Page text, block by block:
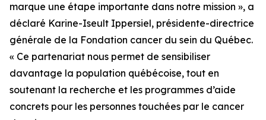
marque une étape importante dans notre mission », a
déclaré Karine-Iseult Ippersiel, présidente-directrice
générale de la Fondation cancer du sein du Québec.
« Ce partenariat nous permet de sensibiliser
davantage la population québécoise, tout en
soutenant la recherche et les programmes d’aide
concrets pour les personnes touchées par le cancer